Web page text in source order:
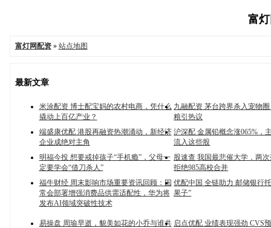
富
富灯网配资» 站点地图
最新文章
米涂配资 博士配宝妈的农村电商，凭什么
撬动上百亿产业？
九融配资 茅台跨界杀入宠物
粮引热议
端盛康优配 港股再融资热潮涌动，新经济
企业成绝对主角
沪深配 金属铅概念涨065%，
流入这些股
明福今投 想要戒掉孩子“手机瘾”，父母一
定要学会“借刀杀人”
股速查 我国最悲催大学，两
拒绝985高校合并
福牛财经 周末影响市场重要资讯回顾：国
常会部署增强消费品供需适配性，华为将
发布AI领域突破性技术
优配中国 全链助力 邮储银行
果子”
易操盘 周瑜早逝，貌美如花的小乔与谁共 启点优配 业绩表现强劲 CVS